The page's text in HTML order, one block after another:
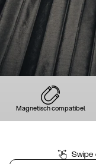
Magnetisch compatibel
Swipe